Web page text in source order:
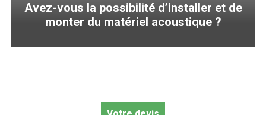
Avez-vous la possibilité d’installer et de
monter du matériel acoustique ?